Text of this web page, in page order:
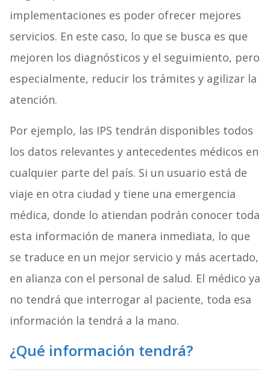
implementaciones es poder ofrecer mejores
servicios. En este caso, lo que se busca es que
mejoren los diagnósticos y el seguimiento, pero
especialmente, reducir los trámites y agilizar la
atención.
Por ejemplo, las IPS tendrán disponibles todos
los datos relevantes y antecedentes médicos en
cualquier parte del país. Si un usuario está de
viaje en otra ciudad y tiene una emergencia
médica, donde lo atiendan podrán conocer toda
esta información de manera inmediata, lo que
se traduce en un mejor servicio y más acertado,
en alianza con el personal de salud. El médico ya
no tendrá que interrogar al paciente, toda esa
información la tendrá a la mano.
¿Qué información tendrá?